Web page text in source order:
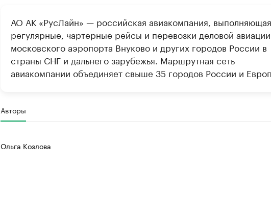
АО АК «РусЛайн» — российская авиакомпания, выполняющая
регулярные, чартерные рейсы и перевозки деловой
московского аэропорта Внуково и других городов России в
страны СНГ и дальнего зарубежья. Маршрутная сеть
авиакомпании объединяет свыше 35 городов России и
Авторы
Ольга Козлова